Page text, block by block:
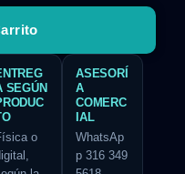
SEGÚN
o
ASESORÍ
A
COMERC
IAL
WhatsAp
p 316 349